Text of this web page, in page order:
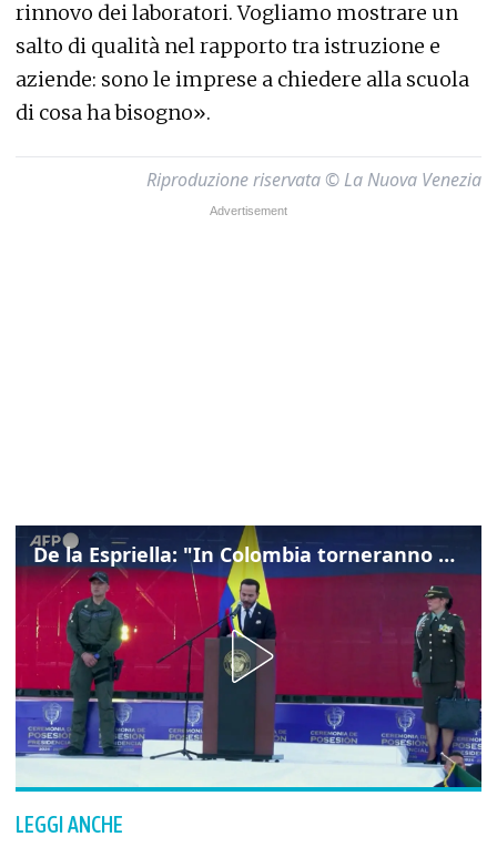
rinnovo dei laboratori. Vogliamo mostrare un
salto di qualità nel rapporto tra istruzione e
aziende: sono le imprese a chiedere alla scuola
di cosa ha bisogno».
Riproduzione riservata © La Nuova Venezia
De la Espriella: "In Colombia torneranno ordine, autorità e libertà"
LEGGI ANCHE